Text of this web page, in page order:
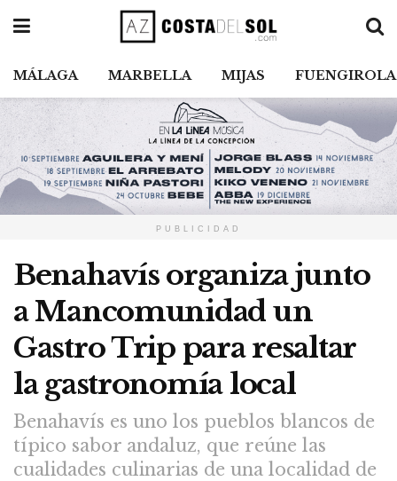
MÁLAGA MARBELLA MIJAS FUENGIROLA
PUBLICIDAD
Benahavís organiza junto
a Mancomunidad un
Gastro Trip para resaltar
la gastronomía local
Benahavís es uno los pueblos blancos de
típico sabor andaluz, que reúne las
cualidades culinarias de una localidad de